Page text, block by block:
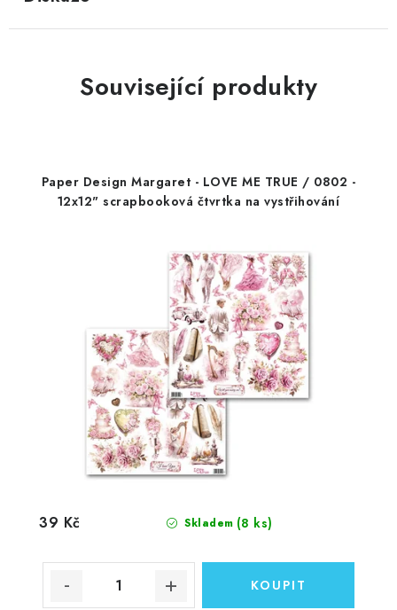
Související produkty
Paper Design Margaret - LOVE ME TRUE / 0802 -
12x12" scrapbooková čtvrtka na vystřihování
Skladem (8 ks)
39 Kč